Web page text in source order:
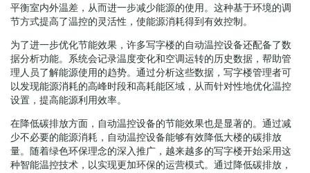
平衡室内外温差，从而进一步减少能源的使用。这种基于环境的调
节方式提高了温控的灵活性，使能源消耗得到有效控制。
为了进一步优化节能效果，许多写字楼的自动温控设备还配备了数
据分析功能。系统会记录温度变化和空调运转的历史数据，帮助管
理人员了解能源使用的趋势。通过分析这些数据，写字楼管理者可
以发现能源消耗的高峰时段和高耗能区域，从而针对性地优化温控
设置，提高能源利用效率。
在降低碳排放方面，自动温控设备的节能效果也是显著的。通过减
少不必要的能源消耗，自动温控设备能够有效降低大楼的碳排放
量。随着绿色环保理念的深入推广，越来越多的写字楼开始采用这
种智能温控技术，以实现更加环保的运营模式。通过降低碳排放，